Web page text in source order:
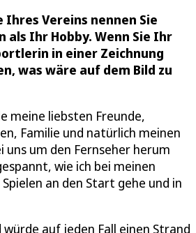
Ihres Vereins nennen Sie
als Ihr Hobby. Wenn Sie Ihr
in einer Zeichnung
was wäre auf dem Bild zu
meine liebsten Freunde,
Familie und natürlich meinen
uns um den Fernseher herum
wie ich bei meinen
an den Start gehe und in
würde auf jeden Fall einen Strand